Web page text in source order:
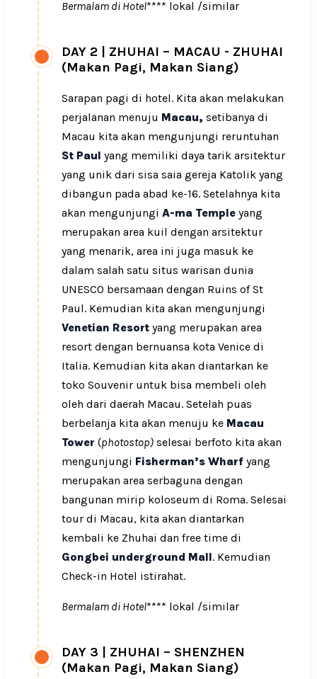
Bermalam di Hotel**** lokal /similar
DAY 2
ZHUHAI – MACAU - ZHUHAI
(Makan Pagi, Makan Siang)
Sarapan pagi di hotel. Kita akan melakukan
perjalanan menuju Macau, setibanya di
Macau kita akan mengunjungi reruntuhan
St Paul yang memiliki daya tarik arsitektur
yang unik dari sisa saia gereja Katolik yang
dibangun pada abad ke-16. Setelahnya kita
akan mengunjungi A-ma Temple yang
merupakan area kuil dengan arsitektur
yang menarik, area ini juga masuk ke
dalam salah satu situs warisan dunia
UNESCO bersamaan dengan Ruins of St
Paul. Kemudian kita akan mengunjungi
Venetian Resort yang merupakan area
resort dengan bernuansa kota Venice di
Italia. Kemudian kita akan diantarkan ke
toko Souvenir untuk bisa membeli oleh
oleh dari daerah Macau. Setelah puas
berbelanja kita akan menuju ke Macau
Tower (photostop) selesai berfoto kita akan
mengunjungi Fisherman’s Wharf yang
merupakan area serbaguna dengan
bangunan mirip koloseum di Roma. Selesai
tour di Macau, kita akan diantarkan
kembali ke Zhuhai dan free time di
Gongbei underground Mall. Kemudian
Check-in Hotel istirahat.
Bermalam di Hotel**** lokal /similar
DAY 3
ZHUHAI – SHENZHEN
(Makan Pagi, Makan Siang)